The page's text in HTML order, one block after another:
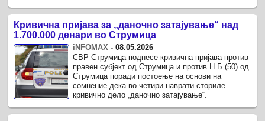
Кривична пријава за „даночно затајување“ над
1.700.000 денари во Струмица
iNFOMAX -08.05.2026
СВР Струмица поднесе кривична пријава против
правен субјект од Струмица и против Н.Б.(50) од
Струмица поради постоење на основи на
сомнение дека во четири наврати сториле
кривично дело „даночно затајување“.